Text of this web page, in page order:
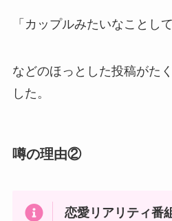
「カップルみたいなことし
などのほっとした投稿がた
した。
噂の理由②
恋愛リアリティ番